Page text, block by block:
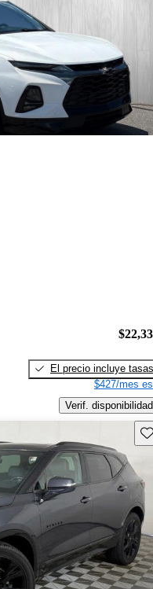
El precio incluye tasas
$427/mes
Verif. disponibilidad